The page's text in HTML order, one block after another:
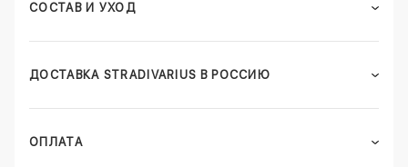
СОСТАВ И УХОД
ДОСТАВКА STRADIVARIUS В РОССИЮ
ОПЛАТА